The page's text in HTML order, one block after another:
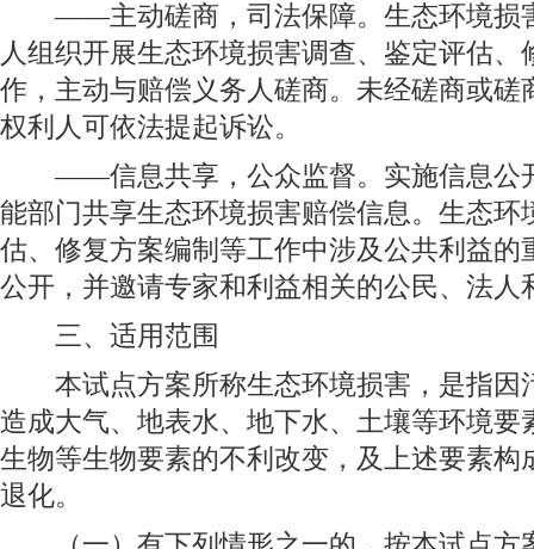
——主动磋商，司法保障。生态环境损
人组织开展生态环境损害调查、鉴定评估、
作，主动与赔偿义务人磋商。未经磋商或磋
权利人可依法提起诉讼。
——信息共享，公众监督。实施信息公
能部门共享生态环境损害赔偿信息。生态环
估、修复方案编制等工作中涉及公共利益的
公开，并邀请专家和利益相关的公民、法人
三、适用范围
本试点方案所称生态环境损害，是指因
造成大气、地表水、地下水、土壤等环境要
生物等生物要素的不利改变，及上述要素构
退化。